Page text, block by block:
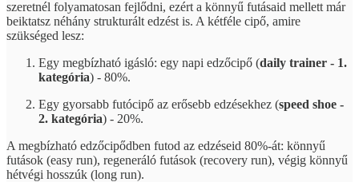
szeretnél folyamatosan fejlődni, ezért a könnyű futásaid mellett már
beiktatsz néhány strukturált edzést is. A kétféle cipő, amire
szükséged lesz:
Egy megbízható igásló: egy napi edzőcipő (daily trainer - 1.
kategória) - 80%.
Egy gyorsabb futócipő az erősebb edzésekhez (speed shoe -
2. kategória) - 20%.
A megbízható edzőcipődben futod az edzéseid 80%-át: könnyű
futások (easy run), regeneráló futások (recovery run), végig könnyű
hétvégi hosszúk (long run).